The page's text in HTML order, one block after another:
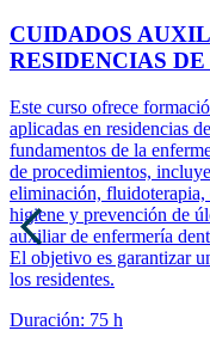
CUIDADOS
RESIDENCIAS
Este curso ofrece
aplicadas en residencias
fundamentos de la
de procedimientos,
eliminación, fluidoterapia,
higiene y prevención de
auxiliar de enfermería
El objetivo es garantizar
los residentes.
Duración: 75 h